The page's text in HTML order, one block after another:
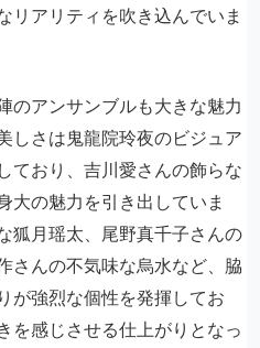
リアリティを吹き込んでいま
のアンサンブルも大きな魅力
しさは鬼龍院玲夜のビジュア
ており、吉川愛さんの飾らな
大の魅力を引き出していま
狐月瑶太、尾野真千子さんの
さんの不気味な烏水など、脇
が強烈な個性を発揮してお
を感じさせる仕上がりとなっ